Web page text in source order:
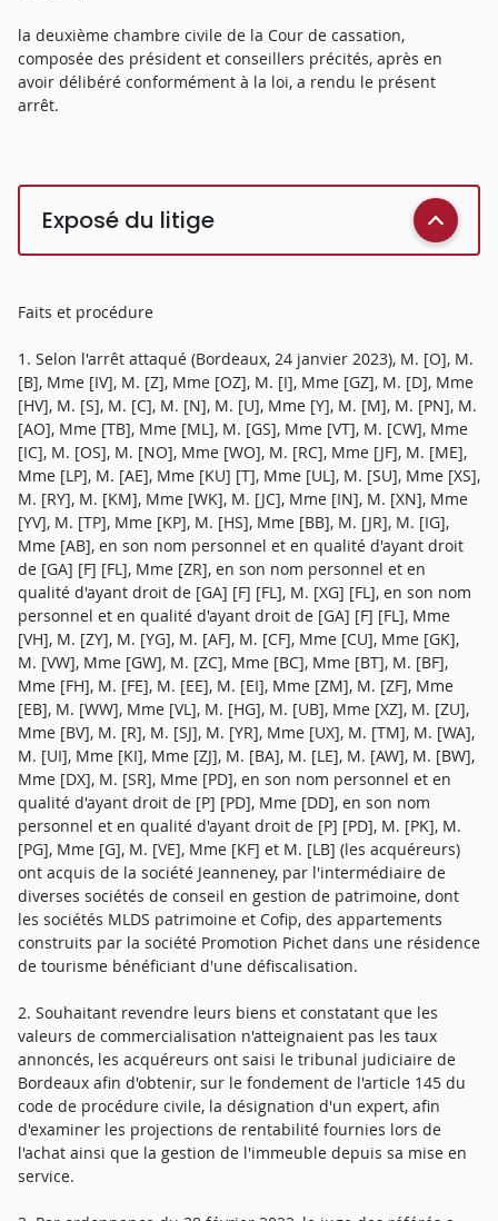
la deuxième chambre civile de la Cour de cassation,
composée des président et conseillers précités, après en
avoir délibéré conformément à la loi, a rendu le présent
arrêt.
Exposé du litige
Faits et procédure
1. Selon l'arrêt attaqué (Bordeaux, 24 janvier 2023), M. [O], M.
[B], Mme [IV], M. [Z], Mme [OZ], M. [I], Mme [GZ], M. [D], Mme
[HV], M. [S], M. [C], M. [N], M. [U], Mme [Y], M. [M], M. [PN], M.
[AO], Mme [TB], Mme [ML], M. [GS], Mme [VT], M. [CW], Mme
[IC], M. [OS], M. [NO], Mme [WO], M. [RC], Mme [JF], M. [ME],
Mme [LP], M. [AE], Mme [KU] [T], Mme [UL], M. [SU], Mme [XS],
M. [RY], M. [KM], Mme [WK], M. [JC], Mme [IN], M. [XN], Mme
[YV], M. [TP], Mme [KP], M. [HS], Mme [BB], M. [JR], M. [IG],
Mme [AB], en son nom personnel et en qualité d'ayant droit
de [GA] [F] [FL], Mme [ZR], en son nom personnel et en
qualité d'ayant droit de [GA] [F] [FL], M. [XG] [FL], en son nom
personnel et en qualité d'ayant droit de [GA] [F] [FL], Mme
[VH], M. [ZY], M. [YG], M. [AF], M. [CF], Mme [CU], Mme [GK],
M. [VW], Mme [GW], M. [ZC], Mme [BC], Mme [BT], M. [BF],
Mme [FH], M. [FE], M. [EE], M. [EI], Mme [ZM], M. [ZF], Mme
[EB], M. [WW], Mme [VL], M. [HG], M. [UB], Mme [XZ], M. [ZU],
Mme [BV], M. [R], M. [SJ], M. [YR], Mme [UX], M. [TM], M. [WA],
M. [UI], Mme [KI], Mme [ZJ], M. [BA], M. [LE], M. [AW], M. [BW],
Mme [DX], M. [SR], Mme [PD], en son nom personnel et en
qualité d'ayant droit de [P] [PD], Mme [DD], en son nom
personnel et en qualité d'ayant droit de [P] [PD], M. [PK], M.
[PG], Mme [G], M. [VE], Mme [KF] et M. [LB] (les acquéreurs)
ont acquis de la société Jeanneney, par l'intermédiaire de
diverses sociétés de conseil en gestion de patrimoine, dont
les sociétés MLDS patrimoine et Cofip, des appartements
construits par la société Promotion Pichet dans une résidence
de tourisme bénéficiant d'une défiscalisation.
2. Souhaitant revendre leurs biens et constatant que les
valeurs de commercialisation n'atteignaient pas les taux
annoncés, les acquéreurs ont saisi le tribunal judiciaire de
Bordeaux afin d'obtenir, sur le fondement de l'article 145 du
code de procédure civile, la désignation d'un expert, afin
d'examiner les projections de rentabilité fournies lors de
l'achat ainsi que la gestion de l'immeuble depuis sa mise en
service.